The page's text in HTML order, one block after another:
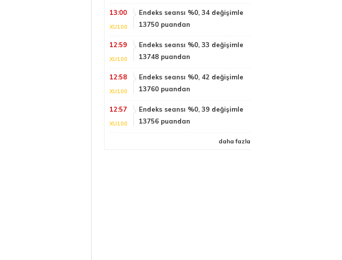
13:00
XU100
Endeks seansı %0, 34 değişimle
13750 puandan
12:59
XU100
Endeks seansı %0, 33 değişimle
13748 puandan
12:58
XU100
Endeks seansı %0, 42 değişimle
13760 puandan
12:57
XU100
Endeks seansı %0, 39 değişimle
13756 puandan
daha fazla